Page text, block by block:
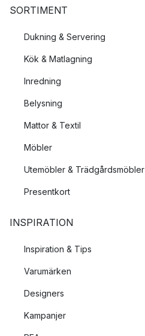
SORTIMENT
Dukning & Servering
Kök & Matlagning
Inredning
Belysning
Mattor & Textil
Möbler
Utemöbler & Trädgårdsmöbler
Presentkort
INSPIRATION
Inspiration & Tips
Varumärken
Designers
Kampanjer